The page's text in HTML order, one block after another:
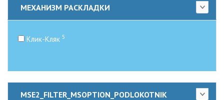
МЕХАНИЗМ РАСКЛАДКИ
Клик-Кляк 5
MSE2_FILTER_MSOPTION_PODLOKOTNIK